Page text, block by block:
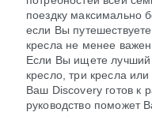
поездку максимально
если Вы
кресла не менее
Если Вы ищете лучший
кресло, три кресла
Ваш Discovery готов к
руководство поможет